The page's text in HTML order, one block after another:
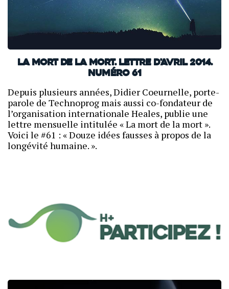
La mort de la mort. Lettre d'avril 2014.
Numéro 61
Depuis plusieurs années, Didier Coeurnelle, porte-
parole de Technoprog mais aussi co-fondateur de
l’organisation internationale Heales, publie une
lettre mensuelle intitulée « La mort de la mort ».
Voici le #61 : « Douze idées fausses à propos de la
longévité humaine. ».